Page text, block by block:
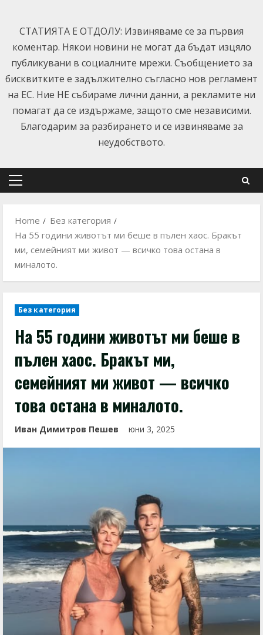
content
СТАТИЯТА Е ОТДОЛУ: Извиняваме се за първия
коментар. Някои новини не могат да бъдат изцяло
публикувани в социалните мрежи. Съобщението за
бисквитките е задължително съгласно нов регламент
на ЕС. Ние НЕ събираме лични данни, а рекламите ни
помагат да се издържаме, защото сме независими.
Благодарим за разбирането и се извиняваме за
неудобството.
Primary
Home
Без категория
На 55 години животът ми беше в пълен хаос. Бракът
ми, семейният ми живот — всичко това остана в
миналото.
Без категория
На 55 години животът ми беше в
пълен хаос. Бракът ми,
семейният ми живот — всичко
това остана в миналото.
Иван Димитров Пешев юни 3, 2025